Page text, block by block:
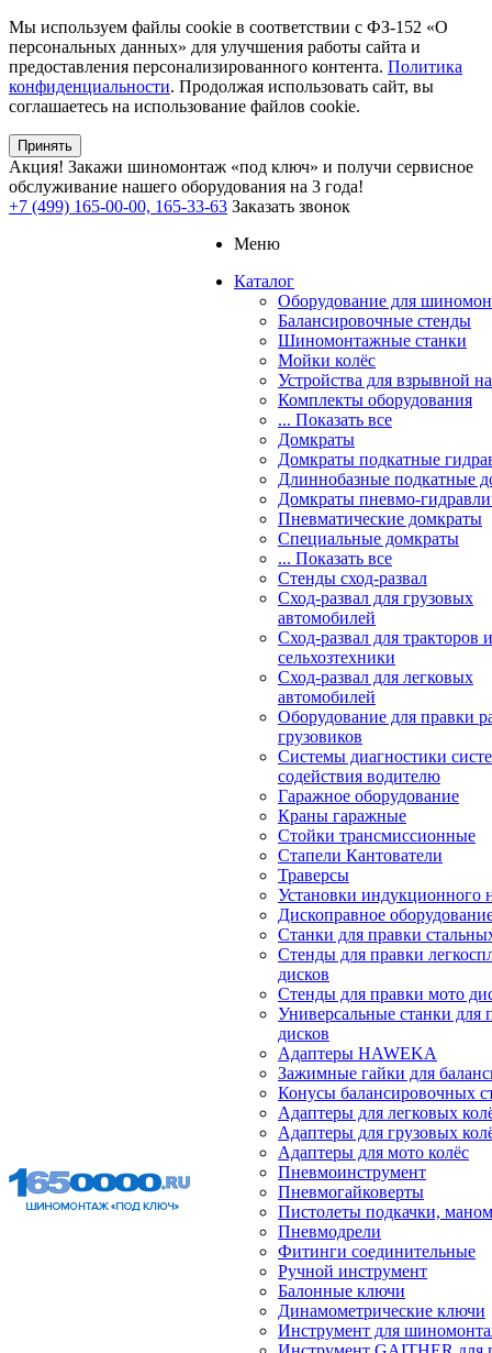
Мы используем файлы cookie в соответствии с ФЗ-152 «О
персональных данных» для улучшения работы сайта и
предоставления персонализированного контента. Политика
конфиденциальности. Продолжая использовать сайт, вы
соглашаетесь на использование файлов cookie.
Принять
Акция! Закажи шиномонтаж «под ключ» и получи сервисное
обслуживание нашего оборудования на 3 года!
+7 (499) 165-00-00, 165-33-63 Заказать звонок
Меню
Каталог
Оборудование для
Балансировочные стенды
Шиномонтажные станки
Мойки колёс
Устройства для взрывной
Комплекты оборудования
... Показать все
Домкраты
Домкраты подкатные
Длиннобазные подкатные
Домкраты пневмо-
Пневматические домкраты
Специальные домкраты
... Показать все
Стенды сход-развал
Сход-развал для грузовых
автомобилей
Сход-развал для тракторов и
сельхозтехники
Сход-развал для легковых
автомобилей
Оборудование для правки
грузовиков
Системы диагностики
содействия водителю
Гаражное оборудование
Краны гаражные
Стойки трансмиссионные
Стапели Кантователи
Траверсы
Установки индукционного
Дископравное
Станки для правки
Стенды для правки
дисков
Стенды для правки мото
Универсальные станки для
дисков
Адаптеры HAWEKA
Зажимные гайки для
Конусы балансировочных
Адаптеры для легковых
Адаптеры для грузовых
Адаптеры для мото колёс
Пневмоинструмент
Пневмогайковерты
Пистолеты подкачки,
Пневмодрели
Фитинги соединительные
Ручной инструмент
Балонные ключи
Динамометрические ключи
Инструмент для